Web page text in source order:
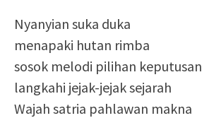
Nyanyian suka duka
menapaki hutan rimba
sosok melodi pilihan keputusan
langkahi jejak-jejak sejarah
Wajah satria pahlawan makna